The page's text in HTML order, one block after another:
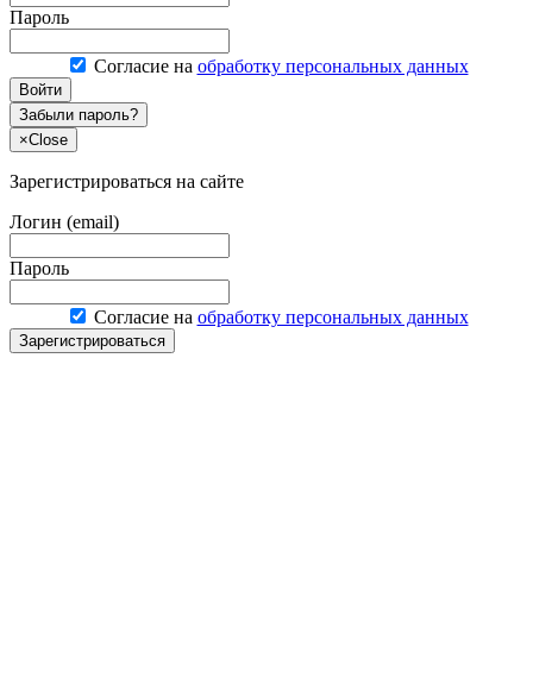
Пароль
Согласие на обработку персональных данных
Войти
Забыли пароль?
×Close
Зарегистрироваться на сайте
Логин (email)
Пароль
Согласие на обработку персональных данных
Зарегистрироваться